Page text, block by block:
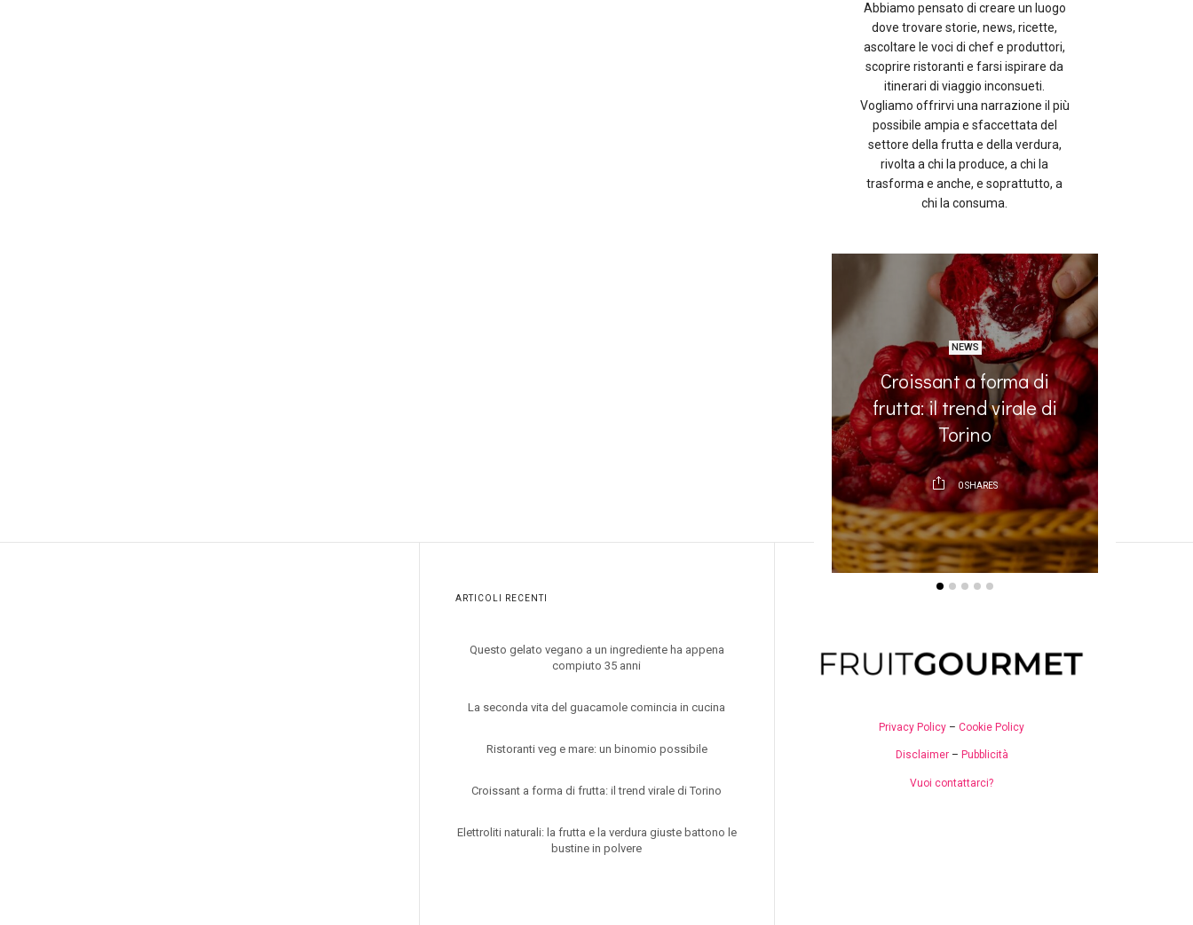
Abbiamo pensato di creare un luogo
dove trovare storie, news, ricette,
ascoltare le voci di chef e produttori,
scoprire ristoranti e farsi ispirare da
itinerari di viaggio inconsueti.
Vogliamo offrirvi una narrazione il più
possibile ampia e sfaccettata del
settore della frutta e della verdura,
rivolta a chi la produce, a chi la
trasforma e anche, e soprattutto, a
chi la consuma.
NEWS
Croissant a forma di
frutta: il trend virale di
Torino
0SHARES
ARTICOLI RECENTI
Questo gelato vegano a un ingrediente ha appena
compiuto 35 anni
La seconda vita del guacamole comincia in cucina
Ristoranti veg e mare: un binomio possibile
Croissant a forma di frutta: il trend virale di Torino
Elettroliti naturali: la frutta e la verdura giuste battono le
bustine in polvere
Privacy Policy –Cookie Policy
Disclaimer– Pubblicità
Vuoi contattarci?